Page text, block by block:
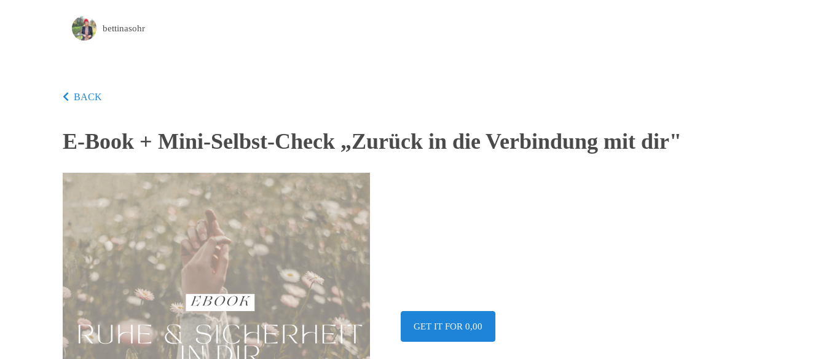
bettinasohr
BACK
E-Book + Mini-Selbst-Check „Zurück in die Verbindung mit dir"
GET IT FOR 0,00